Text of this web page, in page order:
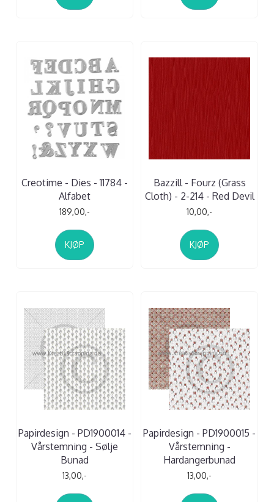
Creotime - Dies - 11784 -
Alfabet
189,00,-
KJØP
Bazzill - Fourz (Grass
Cloth) - 2-214 - Red Devil
10,00,-
KJØP
Papirdesign - PD1900014 -
Vårstemning - Sølje
Bunad
13,00,-
Papirdesign - PD1900015 -
Vårstemning -
Hardangerbunad
13,00,-